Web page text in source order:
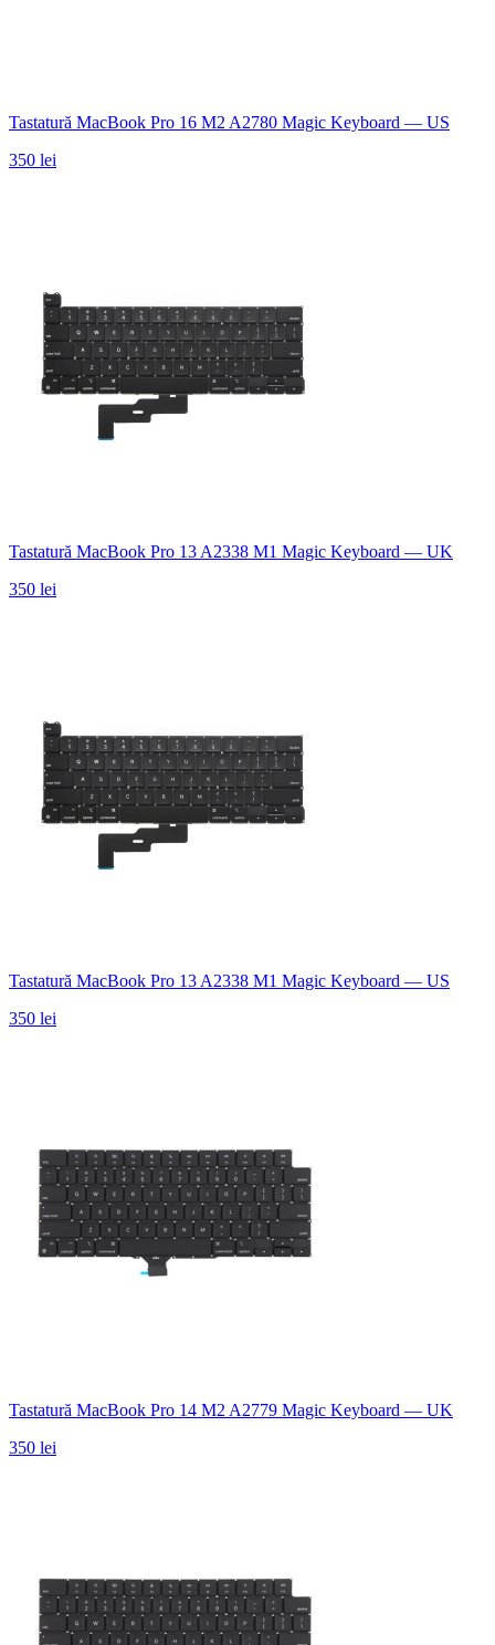
Tastatură MacBook Pro 16 M2 A2780 Magic Keyboard — US
350 lei
Tastatură MacBook Pro 13 A2338 M1 Magic Keyboard — UK
350 lei
Tastatură MacBook Pro 13 A2338 M1 Magic Keyboard — US
350 lei
Tastatură MacBook Pro 14 M2 A2779 Magic Keyboard — UK
350 lei